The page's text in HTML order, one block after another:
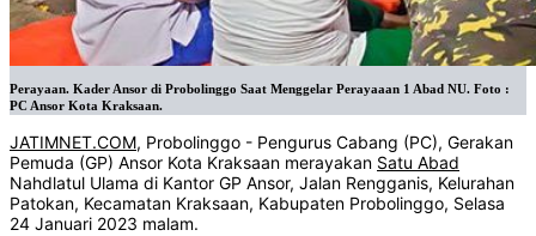
Perayaan. Kader Ansor di Probolinggo Saat Menggelar Perayaaan 1 Abad NU. Foto :
PC Ansor Kota Kraksaan.
JATIMNET.COM, Probolinggo - Pengurus Cabang (PC), Gerakan
Pemuda (GP) Ansor Kota Kraksaan merayakan Satu Abad
Nahdlatul Ulama di Kantor GP Ansor, Jalan Rengganis, Kelurahan
Patokan, Kecamatan Kraksaan, Kabupaten Probolinggo, Selasa
24 Januari 2023 malam.